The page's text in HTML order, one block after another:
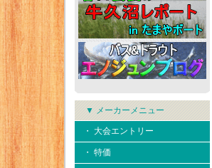
▼ メーカーメニュー
・ 大会エントリー
・ 特価